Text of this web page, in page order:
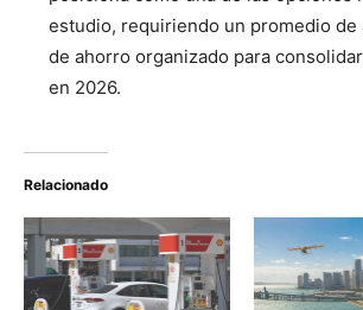
estudio, requiriendo un promedio de
de ahorro organizado para
en 2026.
Relacionado